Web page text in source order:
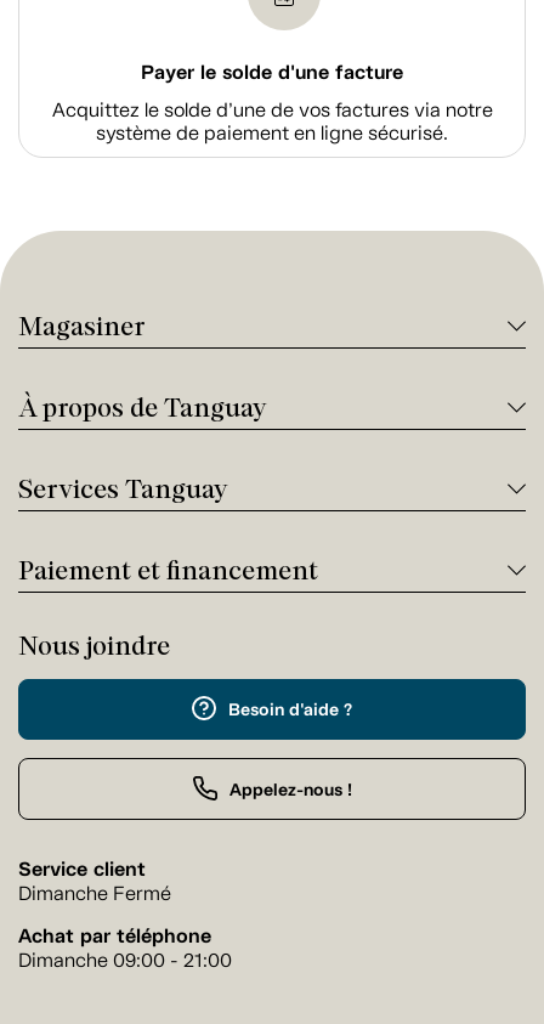
Payer le solde d'une facture
Acquittez le solde d’une de vos factures via notre
système de paiement en ligne sécurisé.
Magasiner
À propos de Tanguay
Services Tanguay
Paiement et financement
Nous joindre
Besoin d'aide ?
Appelez-nous !
Service client
Dimanche Fermé
Achat par téléphone
Dimanche 09:00 - 21:00